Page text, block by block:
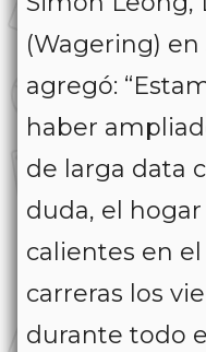
(Wagering)
agregó:
haber
de larga data
duda, el
calientes en
carreras los
durante todo